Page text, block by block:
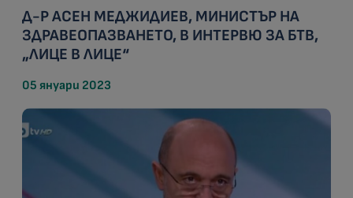
Д-Р АСЕН МЕДЖИДИЕВ, МИНИСТЪР НА
ЗДРАВЕОПАЗВАНЕТО, В ИНТЕРВЮ ЗА БТВ,
„ЛИЦЕ В ЛИЦЕ“
05 януари 2023